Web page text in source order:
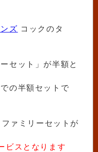
ズ コックのタ
セット」が半額と
の半額セットで
ァミリーセットが
ビスとなります